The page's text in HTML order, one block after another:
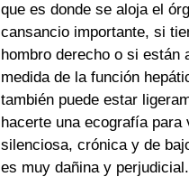
que es donde se aloja el
cansancio importante, si
hombro derecho o si
medida de la función
también puede estar
hacerte una ecografía
silenciosa, crónica y de
es muy dañina y perjudicial.